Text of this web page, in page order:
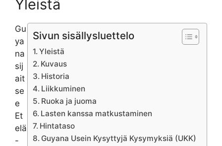
Yleistä
Sivun sisällysluettelo
Yleistä
Kuvaus
Historia
Liikkuminen
Ruoka ja juoma
Lasten kanssa matkustaminen
Hintataso
Guyana Usein Kysyttyjä Kysymyksiä (UKK)
Gu
ya
na
sij
ait
se
e
Et
elä
-